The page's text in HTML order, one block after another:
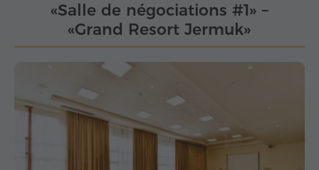
«Salle de négociations #1» –
«Grand Resort Jermuk»